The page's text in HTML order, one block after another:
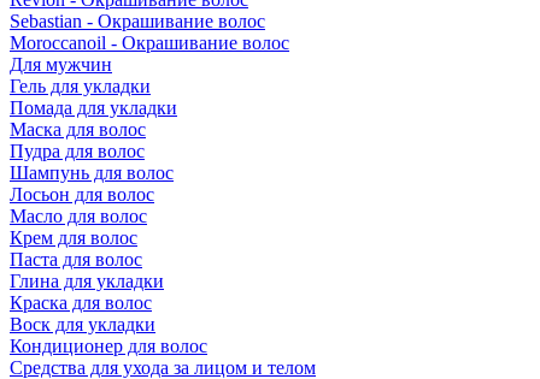
Sebastian - Окрашивание волос
Moroccanoil - Окрашивание волос
Для мужчин
Гель для укладки
Помада для укладки
Маска для волос
Пудра для волос
Шампунь для волос
Лосьон для волос
Масло для волос
Крем для волос
Паста для волос
Глина для укладки
Краска для волос
Воск для укладки
Кондиционер для волос
Средства для ухода за лицом и телом